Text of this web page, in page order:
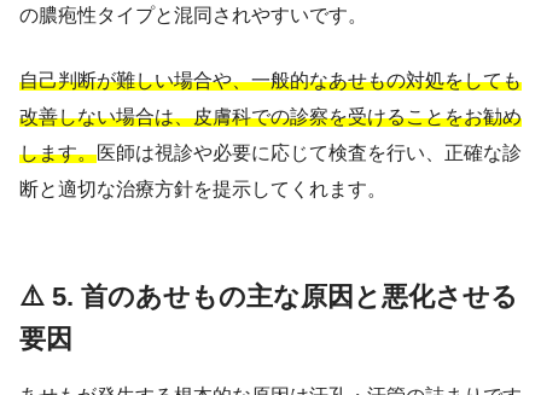
の膿疱性タイプと混同されやすいです。
自己判断が難しい場合や、一般的なあせもの対処をしても
改善しない場合は、皮膚科での診察を受けることをお勧め
します。医師は視診や必要に応じて検査を行い、正確な診
断と適切な治療方針を提示してくれます。
⚠️ 5. 首のあせもの主な原因と悪化させる
要因